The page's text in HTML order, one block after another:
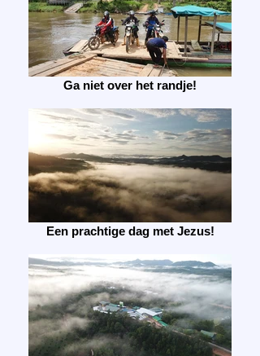
Ga niet over het randje!
Een prachtige dag met Jezus!